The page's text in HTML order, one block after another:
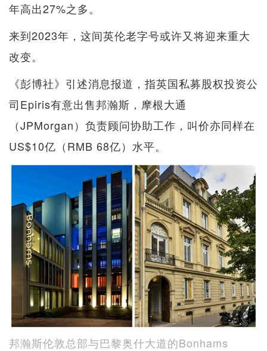
年高出27%之多。
来到2023年，这间英伦老字号或许又将迎来重大
改变。
《彭博社》引述消息报道，指英国私募股权投资公
司Epiris有意出售邦瀚斯，摩根大通
（JPMorgan）负责顾问协助工作，叫价亦同样在
US$10亿（RMB 68亿）水平。
邦瀚斯伦敦总部与巴黎奥什大道的Bonhams